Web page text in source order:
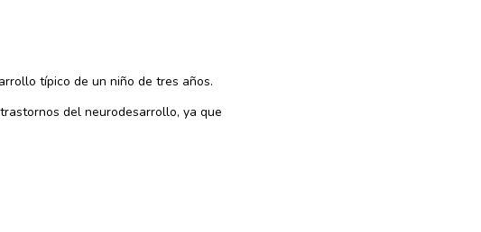
típico de un niño de tres años.
del neurodesarrollo, ya que